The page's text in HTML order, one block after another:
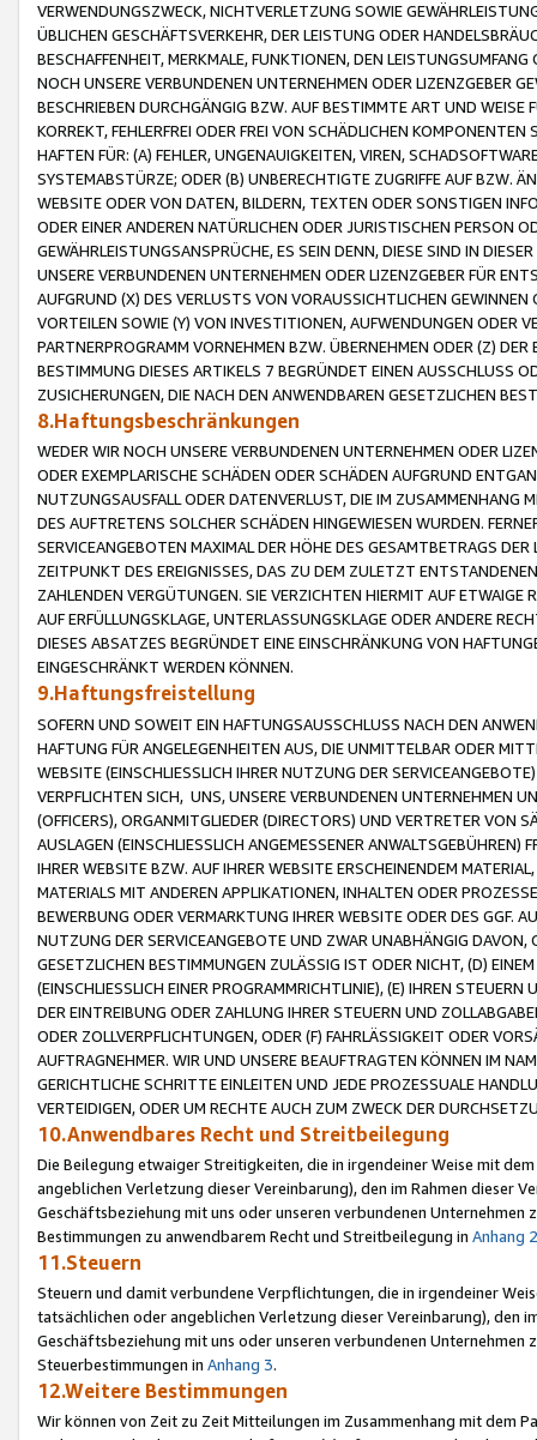
VERWENDUNGSZWECK, NICHTVERLETZUNG SOWIE
ÜBLICHEN GESCHÄFTSVERKEHR, DER LEISTUNG ODER
BESCHAFFENHEIT, MERKMALE, FUNKTIONEN, DEN
NOCH UNSERE VERBUNDENEN UNTERNEHMEN ODER LIZENZGEBER
BESCHRIEBEN DURCHGÄNGIG BZW. AUF BESTIMMTE ART UND
KORREKT, FEHLERFREI ODER FREI VON SCHÄDLICHEN
HAFTEN FÜR: (A) FEHLER, UNGENAUIGKEITEN, VIREN,
SYSTEMABSTÜRZE; ODER (B) UNBERECHTIGTE ZUGRIFFE AUF BZW.
WEBSITE ODER VON DATEN, BILDERN, TEXTEN ODER SONSTIGEN
ODER EINER ANDEREN NATÜRLICHEN ODER JURISTISCHEN PERSON
GEWÄHRLEISTUNGSANSPRÜCHE, ES SEIN DENN, DIESE SIND IN
UNSERE VERBUNDENEN UNTERNEHMEN ODER LIZENZGEBER FÜR
AUFGRUND (X) DES VERLUSTS VON VORAUSSICHTLICHEN
VORTEILEN SOWIE (Y) VON INVESTITIONEN, AUFWENDUNGEN ODER
PARTNERPROGRAMM VORNEHMEN BZW. ÜBERNEHMEN ODER (Z)
BESTIMMUNG DIESES ARTIKELS 7 BEGRÜNDET EINEN AUSSCHLUSS
ZUSICHERUNGEN, DIE NACH DEN ANWENDBAREN GESETZLICHEN
8.Haftungsbeschränkungen
WEDER WIR NOCH UNSERE VERBUNDENEN UNTERNEHMEN ODER
ODER EXEMPLARISCHE SCHÄDEN ODER SCHÄDEN AUFGRUND
NUTZUNGSAUSFALL ODER DATENVERLUST, DIE IM ZUSAMMENHANG
DES AUFTRETENS SOLCHER SCHÄDEN HINGEWIESEN WURDEN.
SERVICEANGEBOTEN MAXIMAL DER HÖHE DES GESAMTBETRAGS
ZEITPUNKT DES EREIGNISSES, DAS ZU DEM ZULETZT
ZAHLENDEN VERGÜTUNGEN. SIE VERZICHTEN HIERMIT AUF
AUF ERFÜLLUNGSKLAGE, UNTERLASSUNGSKLAGE ODER ANDERE
DIESES ABSATZES BEGRÜNDET EINE EINSCHRÄNKUNG VON
EINGESCHRÄNKT WERDEN KÖNNEN.
9.Haftungsfreistellung
SOFERN UND SOWEIT EIN HAFTUNGSAUSSCHLUSS NACH DEN
HAFTUNG FÜR ANGELEGENHEITEN AUS, DIE UNMITTELBAR ODER
WEBSITE (EINSCHLIESSLICH IHRER NUTZUNG DER
VERPFLICHTEN SICH, UNS, UNSERE VERBUNDENEN UNTERNEHMEN
(OFFICERS), ORGANMITGLIEDER (DIRECTORS) UND VERTRETER VON
AUSLAGEN (EINSCHLIESSLICH ANGEMESSENER
IHRER WEBSITE BZW. AUF IHRER WEBSITE ERSCHEINENDEM
MATERIALS MIT ANDEREN APPLIKATIONEN, INHALTEN ODER
BEWERBUNG ODER VERMARKTUNG IHRER WEBSITE ODER DES GGF.
NUTZUNG DER SERVICEANGEBOTE UND ZWAR UNABHÄNGIG
GESETZLICHEN BESTIMMUNGEN ZULÄSSIG IST ODER NICHT, (D)
(EINSCHLIESSLICH EINER PROGRAMMRICHTLINIE), (E) IHREN
DER EINTREIBUNG ODER ZAHLUNG IHRER STEUERN UND
ODER ZOLLVERPFLICHTUNGEN, ODER (F) FAHRLÄSSIGKEIT ODER
AUFTRAGNEHMER. WIR UND UNSERE BEAUFTRAGTEN KÖNNEN IM
GERICHTLICHE SCHRITTE EINLEITEN UND JEDE PROZESSUALE
VERTEIDIGEN, ODER UM RECHTE AUCH ZUM ZWECK DER
10.Anwendbares Recht und Streitbeilegung
Die Beilegung etwaiger Streitigkeiten, die in irgendeiner Weise mit
angeblichen Verletzung dieser Vereinbarung), den im Rahmen dieser
Geschäftsbeziehung mit uns oder unseren verbundenen
Bestimmungen zu anwendbarem Recht und Streitbeilegung in Anhang 2
11.Steuern
Steuern und damit verbundene Verpflichtungen, die in irgendeiner
tatsächlichen oder angeblichen Verletzung dieser Vereinbarung), den
Geschäftsbeziehung mit uns oder unseren verbundenen
Steuerbestimmungen in Anhang 3.
12.Weitere Bestimmungen
Wir können von Zeit zu Zeit Mitteilungen im Zusammenhang mit dem